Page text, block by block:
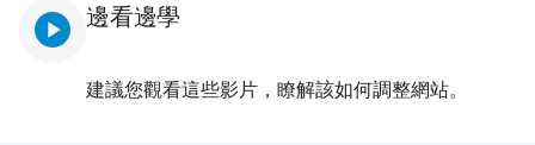
play_circle 邊看邊學
建議您觀看這些影片，瞭解該如何調整網站。